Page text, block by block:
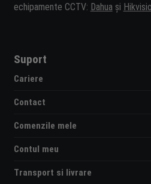
echipamente CCTV: Dahua și
Suport
Cariere
Contact
Comenzile mele
Contul meu
Transport si livrare